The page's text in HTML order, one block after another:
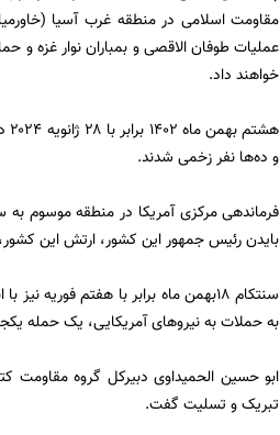
مقاومت اسلامی در منطقه غرب آسیا
عملیات طوفان الاقصی و بمباران نوار غزه و
خواهند داد.
و ده‌ها نفر زخمی شدند.
بایدن رئیس جمهور این کشور، ارتش این
به حملات به نیرو‌های آمریکایی، یک حمله
ابو حسین الحمیداوی دبیرکل گروه مقاومت
تبریک و تسلیت گفت.